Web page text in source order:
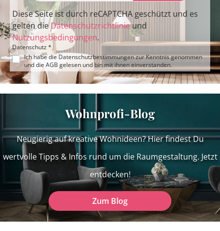
Diese Seite ist durch reCAPTCHA geschützt und es
gelten dieDatenschutzrichtlinieund
Nutzungsbedingungen.
Datenschutz *
Ich habe die Datenschutzbestimmungenzur Kenntnis genommen
und die AGB gelesen und bin mit ihnen einverstanden.
Wohnprofi-Blog
Neugierig auf kreative Wohnideen? Hier findest Du
wertvolle Tipps & Infos rund um die Raumgestaltung. Jetzt
entdecken!
Zum Blog